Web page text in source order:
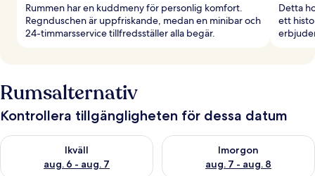
Rummen har en kuddmeny för personlig komfort.
Regnduschen är uppfriskande, medan en minibar och
24-timmarsservice tillfredsställer alla begär.
Detta
ett
Rumsalternativ
Kontrollera tillgängligheten för dessa datum
Ikväll
aug. 6 - aug. 7
Kontrollera tillgängligheten för ikväll aug. 6 - aug. 7
Imorgon
aug. 7 - aug. 8
Kontrollera tillgängligheten